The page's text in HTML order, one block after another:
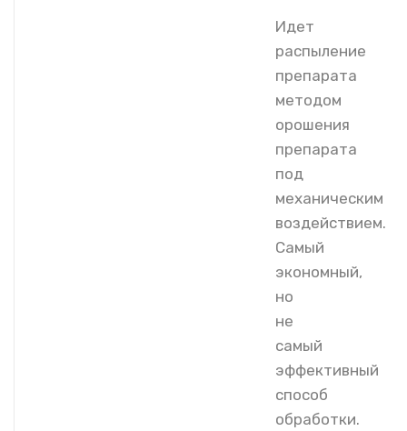
Идет
распыление
препарата
методом
орошения
препарата
под
механическим
воздействием.
Самый
экономный,
но
не
самый
эффективный
способ
обработки.